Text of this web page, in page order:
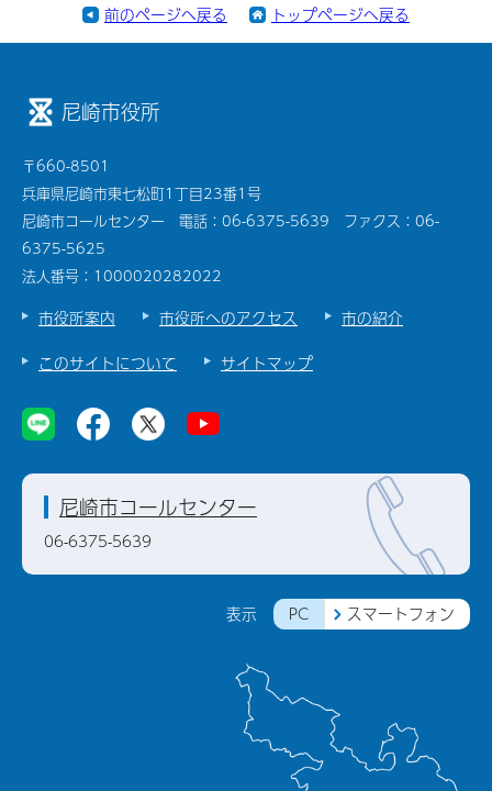
前のページへ戻る トップページへ戻る
尼崎市役所
〒660-8501
兵庫県尼崎市東七松町1丁目23番1号
尼崎市コールセンター 電話：06-6375-5639 ファクス：06-
6375-5625
法人番号：1000020282022
市役所案内 市役所へのアクセス
市の紹介
このサイトについて
サイトマップ
表示 PC スマートフォン
尼崎市コールセンター
06-6375-5639